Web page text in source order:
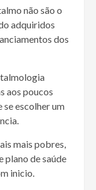
não são o
adquiridos
dos
aos poucos
escolher um
mais pobres,
plano de saúde
inicio.